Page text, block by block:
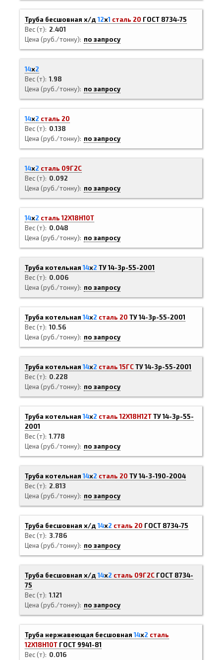
Труба бесшовная х/д12х1 сталь 20 ГОСТ 8734-75
Вес (т)
2.401
Цена (руб./тонну)
по запросу
14х2
Вес (т) 1.98
Цена (руб./тонну)
по запросу
14х2 сталь 20
Вес (т)
0.138
Цена (руб./тонну)
по запросу
14х2 сталь 09Г2С
Вес (т)
0.092
Цена (руб./тонну)
по запросу
14х2 сталь 12Х18Н10Т
Вес (т)
0.048
Цена (руб./тонну)
по запросу
Труба котельная14х2 ТУ 14-3р-55-2001
Вес (т)
0.006
Цена (руб./тонну)
по запросу
Труба котельная14х2 сталь 20 ТУ 14-3р-55-2001
Вес (т) 10.56
Цена (руб./тонну)
по запросу
Труба котельная14х2 сталь 15ГСТУ 14-3р-55-2001
Вес (т)
0.228
Цена (руб./тонну)
по запросу
Труба котельная14х2 сталь 12Х18Н12ТТУ 14-3р-55-
2001
Вес (т) 1.778
Цена (руб./тонну)
по запросу
Труба котельная14х2 сталь 20 ТУ 14-3-190-2004
Вес (т)
2.813
Цена (руб./тонну)
по запросу
Труба бесшовная х/д14х2 сталь 20 ГОСТ 8734-75
Вес (т)
3.786
Цена (руб./тонну)
по запросу
Труба бесшовная х/д14х2 сталь 09Г2С ГОСТ 8734-
75
Вес (т) 1.121
Цена (руб./тонну)
по запросу
Труба нержавеющая бесшовная14х2 сталь
12Х18Н10Т ГОСТ 9941-81
Вес (т)
0.016